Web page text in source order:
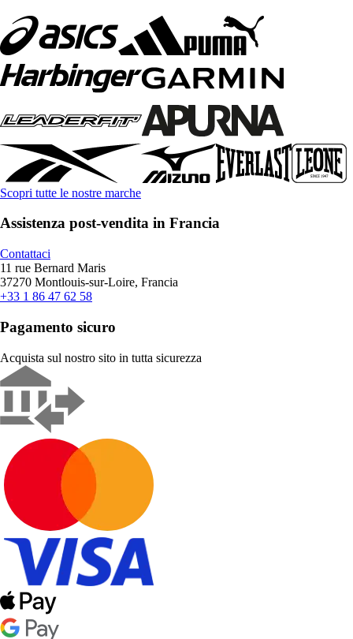
Scopri tutte le nostre marche
Assistenza post-vendita in Francia
Contattaci
11 rue Bernard Maris
37270 Montlouis-sur-Loire, Francia
+33 1 86 47 62 58
Pagamento sicuro
Acquista sul nostro sito in tutta sicurezza